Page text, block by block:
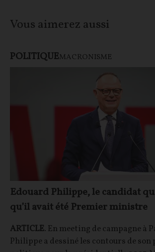
Vous aimerez aussi
POLITIQUEMACRONISME
Edouard Philippe, le candidat
qu’il avait été Premier ministre
ARTICLE. En meeting de campagne à
Philippe a dessiné les contours de